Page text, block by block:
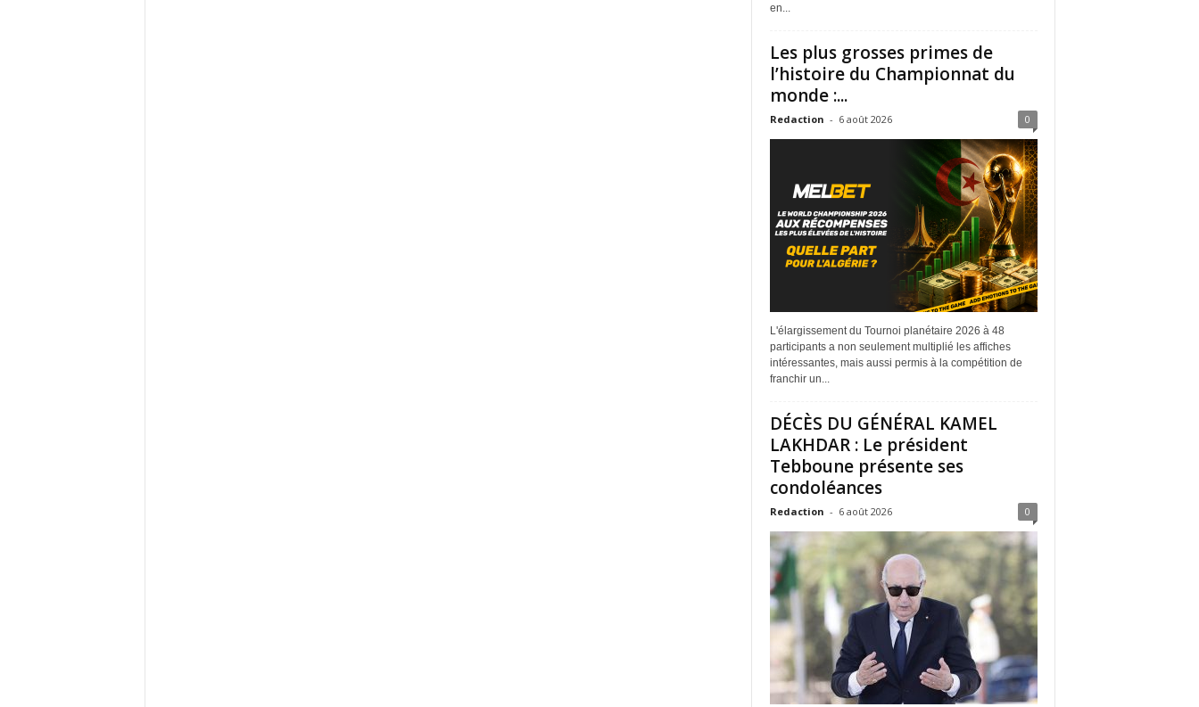
en...
Les plus grosses primes de
l’histoire du Championnat du
monde :...
Redaction - 6 août 2026 0
L'élargissement du Tournoi planétaire 2026 à 48
participants a non seulement multiplié les affiches
intéressantes, mais aussi permis à la compétition de
franchir un...
DÉCÈS DU GÉNÉRAL KAMEL
LAKHDAR : Le président
Tebboune présente ses
condoléances
Redaction - 6 août 2026 0